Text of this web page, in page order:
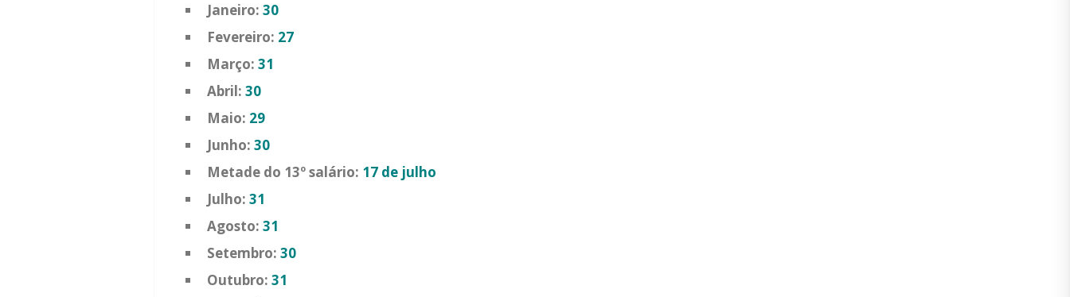
Janeiro: 30
Fevereiro: 27
Março: 31
Abril: 30
Maio: 29
Junho: 30
Metade do 13º salário: 17 de julho
Julho: 31
Agosto: 31
Setembro: 30
Outubro: 31